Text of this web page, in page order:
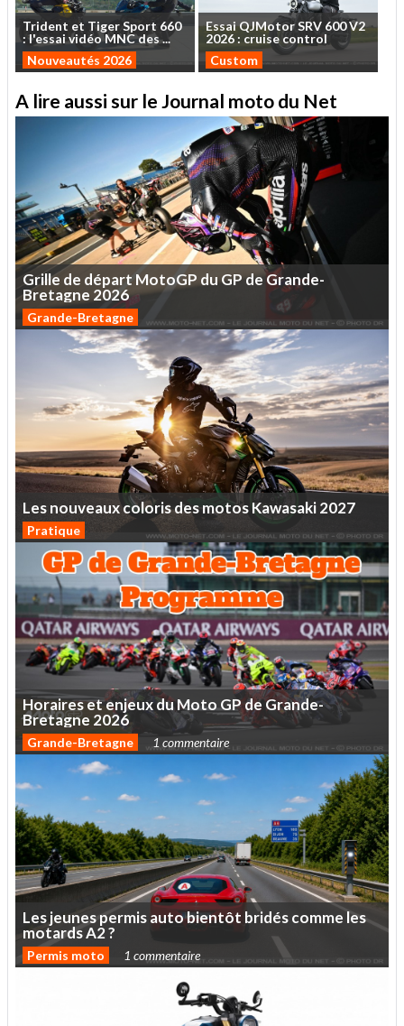
Trident et TigerSport 660
: l'essaividéo MNCdes...
Nouveautés 2026
EssaiQJMotorSRV 600V2
2026 : cruise control
Custom
A lire aussi sur le Journal moto du Net
Grille de départ MotoGP duGPdeGrande-
Bretagne 2026
Grande-Bretagne
LesnouveauxcolorisdesmotosKawasaki2027
Pratique
HorairesetenjeuxduMotoGPdeGrande-
Bretagne 2026
Grande-Bretagne 1 commentaire
Lesjeunespermisautobientôt bridéscommeles
motardsA2?
Permis moto 1 commentaire